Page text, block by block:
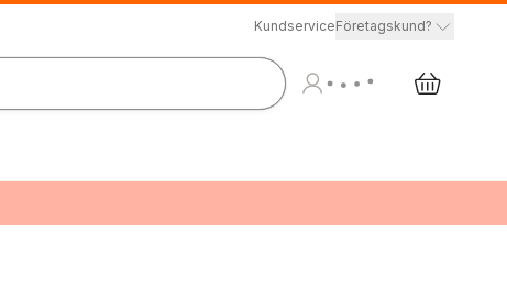
KundserviceFöretagskund?